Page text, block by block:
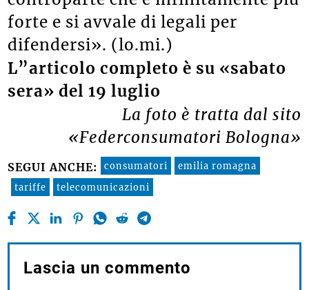
forte e si avvale di legali per
difendersi». (lo.mi.)
L”articolo completo è su «sabato
sera» del 19 luglio
La foto è tratta dal sito
«Federconsumatori Bologna»
SEGUI ANCHE: consumatori
emilia romagna
tariffe
telecomunicazioni
Lascia un commento